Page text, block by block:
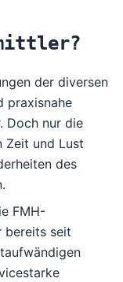
der diversen
praxisnahe
Doch nur die
Zeit und Lust
des
FMH-
bereits seit